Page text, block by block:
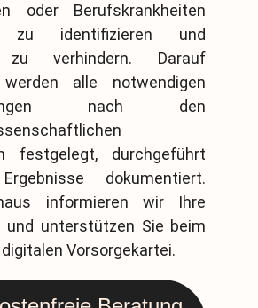
oder Berufskrankheiten
zu identifizieren und
zu verhindern. Darauf
alle notwendigen
nach den
festgelegt, durchgeführt
dokumentiert.
informieren wir Ihre
und unterstützen Sie beim
Vorsorgekartei.